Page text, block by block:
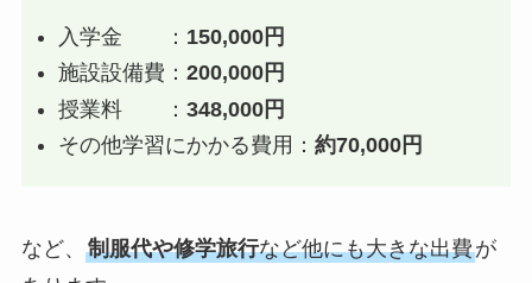
入学金 ： 150,000円
施設設備費：200,000円
授業料 ：348,000円
その他学習にかかる費用：約70,000円
など、 制服代や修学旅行など他にも大きな出費が